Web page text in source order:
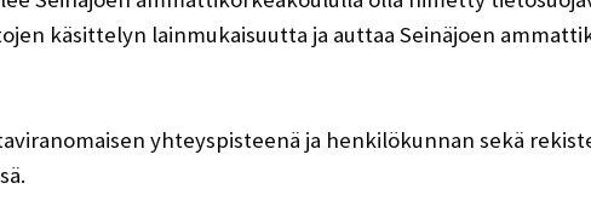
käsittelyn lainmukaisuutta ja auttaa Seinäjoen
yhteyspisteenä ja henkilökunnan sekä